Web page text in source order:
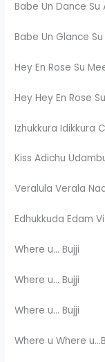
Babe Un Dance Su
Babe Un Glance
Hey En Rose Su
Hey Hey En Rose
Izhukkura Idikkura
Kiss Adichu
Veralula Verala
Edhukkuda Edam
Where u… Bujji
Where u… Bujji
Where u… Bujji
Where u Where